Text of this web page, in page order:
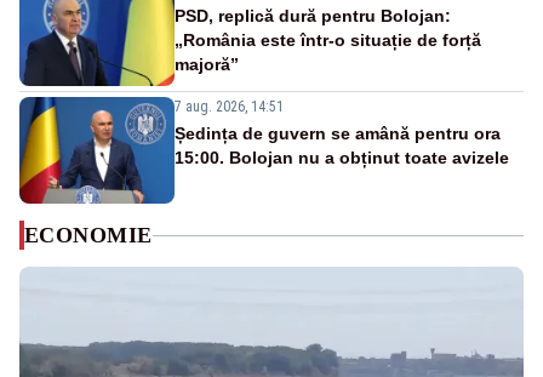
PSD, replică dură pentru Bolojan:
„România este într-o situație de forță
majoră”
7 aug. 2026, 14:51
Ședința de guvern se amână pentru ora
15:00. Bolojan nu a obținut toate avizele
ECONOMIE